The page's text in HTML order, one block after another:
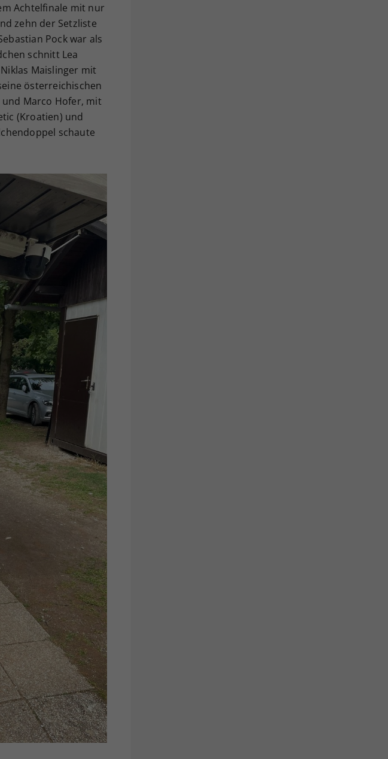
Achtelfinale mit nur
zehn der Setzliste
Pock war als
schnitt Lea
Maislinger mit
österreichischen
und Marco Hofer, mit
(Kroatien) und
schaute